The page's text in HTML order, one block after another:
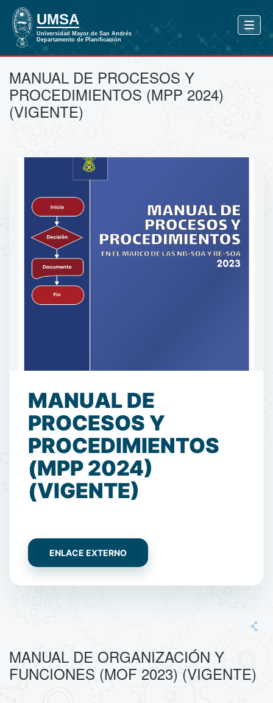
MANUAL DE PROCESOS Y
PROCEDIMIENTOS (MPP 2024)
(VIGENTE)
MANUAL DE
PROCESOS Y
PROCEDIMIENTOS
(MPP 2024)
(VIGENTE)
ENLACE EXTERNO
MANUAL DE ORGANIZACIÓN Y
FUNCIONES (MOF 2023) (VIGENTE)